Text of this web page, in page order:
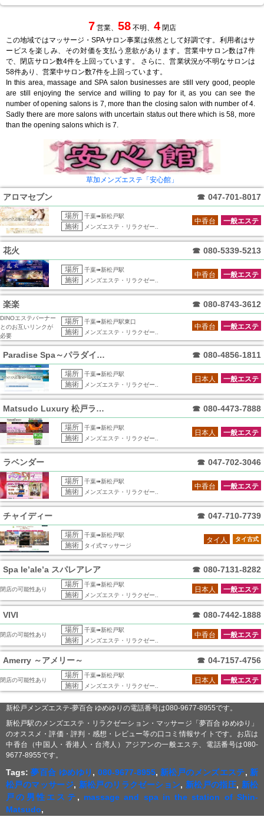
7 営業、 58不明、 4閉店
この地域ではマッサージ・SPAサロン事業は依然として好調です。利用者はサ
ービスを楽しみ、その対価を支払う意欲があります。営業中サロン数は7件
で、閉店サロン数4件を上回っています。 さらに、営業状況が不明なサロンは
58件あり、営業中サロン数7件を上回っています。
In this area, massage and SPA salon businesses are still very good, people
are still enjoying the service and willing to pay for it, as you can see the
number of opening salons is 7, more than the closing salon with number of 4.
Sadly there are more salons with uncertain status out there which is 58, more
than the opening salons which is 7.
草加メンズエステ「安心館」
アロマセブン ☎ 047-701-8017
場所 千葉➠新松戸駅
施術 メンズエステ・リラクゼー..
一般エステ
中香台
花火 ☎ 080-5339-5213
場所 千葉➠新松戸駅
施術 メンズエステ・リラクゼー..
一般エステ
中香台
楽楽 ☎ 080-8743-3612
DINOエステバーナー
とのお互いリンクが
必要
場所 千葉➠新松戸駅東口
施術 メンズエステ・リラクゼー..
一般エステ
中香台
Paradise Spa～パラダイススパ ☎ 080-4856-1811
場所 千葉➠新松戸駅
施術 メンズエステ・リラクゼー..
一般エステ
日本人
Matsudo Luxury 松戸ラグジ ☎ 080-4473-7888
場所 千葉➠新松戸駅
施術 メンズエステ・リラクゼー..
一般エステ
日本人
ラベンダー ☎ 047-702-3046
場所 千葉➠新松戸駅
施術 メンズエステ・リラクゼー..
一般エステ
中香台
チャイディー ☎ 047-710-7739
場所 千葉➠新松戸駅
施術 タイ式マッサージ
タイ古式
タイ人
Spa le’ale’a スパレアレア ☎ 080-7131-8282
閉店の可能性あり
場所 千葉➠新松戸駅
施術 メンズエステ・リラクゼー..
一般エステ
日本人
VIVI ☎ 080-7442-1888
閉店の可能性あり
場所 千葉➠新松戸駅
施術 メンズエステ・リラクゼー..
一般エステ
中香台
Amerry ～アメリー～ ☎ 04-7157-4756
閉店の可能性あり
場所 千葉➠新松戸駅
施術 メンズエステ・リラクゼー..
一般エステ
日本人
新松戸メンズエステ-夢百合 ゆめゆりの電話番号は080-9677-8955です。
新松戸駅のメンズエステ・リラクゼーション・マッサージ「夢百合 ゆめゆり」
のオススメ・評価・評判・感想・レビュー等の口コミ情報サイトです。お店は
中香台（中国人・香港人・台湾人）アジアンの一般エステ、電話番号は080-
9677-8955です。
Tags:夢百合 ゆめゆり , 080-9677-8955, 新松戸のメンズエステ, 新
松戸のマッサージ, 新松戸のリラクゼーション, 新松戸の指圧, 新松
戸の男性エステ , massage and spa in the station of Shin-
Matsudo,